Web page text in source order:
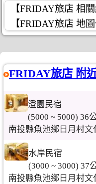
【FRIDAY旅店 相關
【FRIDAY旅店 地圖
FRIDAY旅店 附
澄園民宿
(5000 ~ 5000) 36
南投縣魚池鄉日月村文
水岸民宿
(3000 ~ 3000) 37
南投縣魚池鄉日月村文